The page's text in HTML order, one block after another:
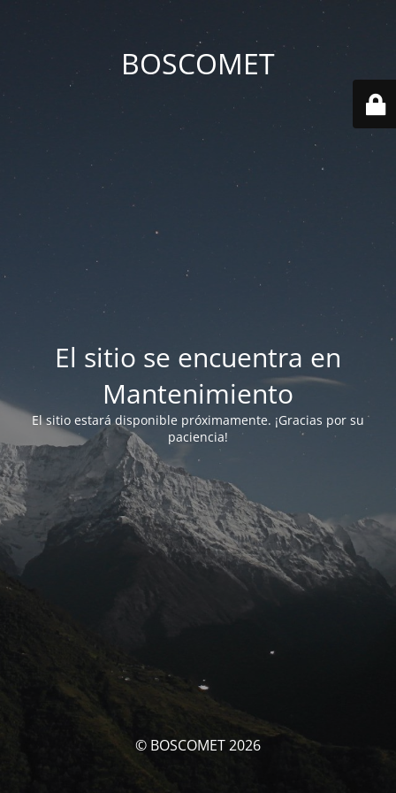
BOSCOMET
El sitio se encuentra en
Mantenimiento
El sitio estará disponible próximamente. ¡Gracias por su
paciencia!
© BOSCOMET 2026